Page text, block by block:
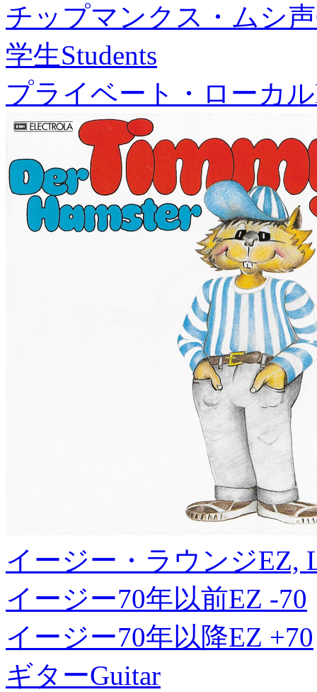
チップマンクス・ムシ声
学生Students
プライベート・ローカル
イージー・ラウンジEZ,
イージー70年以前EZ -70
イージー70年以降EZ +70
ギターGuitar